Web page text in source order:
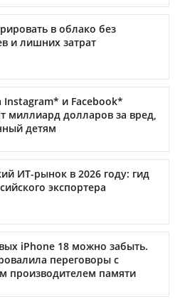
в облако без
и лишних затрат
Instagram* и Facebook*
миллиард долларов за вред,
детям
ИТ-рынок в 2026 году: гид
экспортера
iPhone 18 можно забыть.
переговоры с
производителем памяти